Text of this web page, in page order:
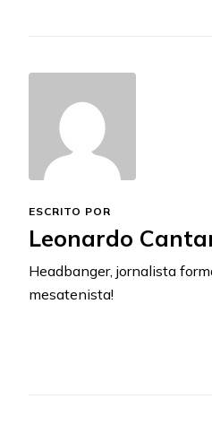
ESCRITO POR
Leonardo
Headbanger, jornalista
mesatenista!